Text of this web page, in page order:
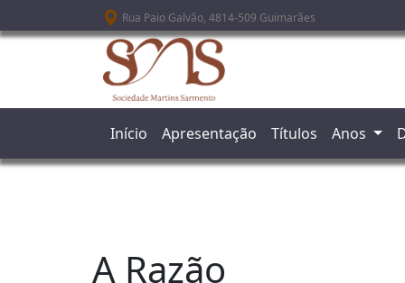
Passar para o conteúdo principal
Rua Paio Galvão, 4814-509 Guimarães
Início Apresentação Títulos Anos
A Razão